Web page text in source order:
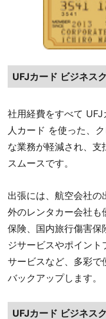
UFJカード ビジネス
社用経費をすべて
人カード を使った、
な業務が軽減され、支
スムースです。
出張には、航空会社
外のレンタカー会社
保険、国内旅行傷害保
ジサービスやポイン
サービスなど、多彩で
バックアップします。
UFJカード ビジネス